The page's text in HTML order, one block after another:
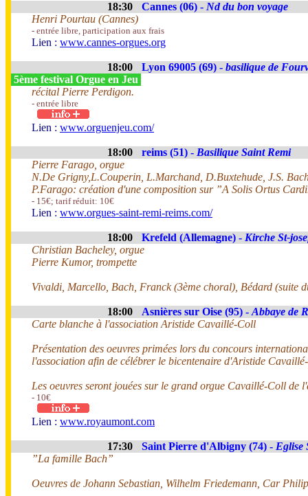
18:30 Cannes (06) - Nd du bon voyage
Henri Pourtau (Cannes)
- entrée libre, participation aux frais
Lien : www.cannes-orgues.org
18:00 Lyon 69005 (69) - basilique de
5ème festival Orgue en Jeu
récital Pierre Perdigon.
- entrée libre
Lien : www.orguenjeu.com/
18:00 reims (51) - Basilique Saint Remi
Pierre Farago, orgue
N.De Grigny,L.Couperin, L.Marchand, D.Buxtehude, J.S.
P.Farago: création d'une composition sur ”A Solis Ortus
- 15€; tarif réduit: 10€
Lien : www.orgues-saint-remi-reims.com/
18:00 Krefeld (Allemagne) - Kirche St-
Christian Bacheley, orgue
Pierre Kumor, trompette
Vivaldi, Marcello, Bach, Franck (3ème choral), Bédard (suite
18:00 Asnières sur Oise (95) - Abbaye de
Carte blanche à l'association Aristide Cavaillé-Coll
Présentation des oeuvres primées lors du concours
l'association afin de célébrer le bicentenaire d'Aristide
Les oeuvres seront jouées sur le grand orgue Cavaillé-Coll de
- 10€
Lien : www.royaumont.com
17:30 Saint Pierre d'Albigny (74) - Eglise
”La famille Bach”
Oeuvres de Johann Sebastian, Wilhelm Friedemann, Car